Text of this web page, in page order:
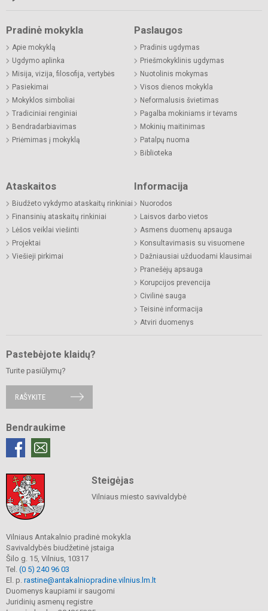
Pradinė mokykla
Apie mokyklą
Ugdymo aplinka
Misija, vizija, filosofija, vertybės
Pasiekimai
Mokyklos simboliai
Tradiciniai renginiai
Bendradarbiavimas
Priėmimas į mokyklą
Paslaugos
Pradinis ugdymas
Priešmokyklinis ugdymas
Nuotolinis mokymas
Visos dienos mokykla
Neformalusis švietimas
Pagalba mokiniams ir tėvams
Mokinių maitinimas
Patalpų nuoma
Biblioteka
Ataskaitos
Biudžeto vykdymo ataskaitų rinkiniai
Finansinių ataskaitų rinkiniai
Lėšos veiklai viešinti
Projektai
Viešieji pirkimai
Informacija
Nuorodos
Laisvos darbo vietos
Asmens duomenų apsauga
Konsultavimasis su visuomene
Dažniausiai užduodami klausimai
Pranešėjų apsauga
Korupcijos prevencija
Civilinė sauga
Teisinė informacija
Atviri duomenys
Pastebėjote klaidų?
Turite pasiūlymų?
RAŠYKITE
Bendraukime
Steigėjas
Vilniaus miesto savivaldybė
Vilniaus Antakalnio pradinė mokykla
Savivaldybės biudžetinė įstaiga
Šilo g. 15, Vilnius, 10317
Tel. (0 5) 240 96 03
El. p. rastine@antakalniopradine.vilnius.lm.lt
Duomenys kaupiami ir saugomi
Juridinių asmenų registre